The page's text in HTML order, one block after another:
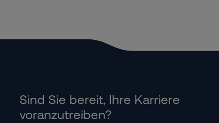
Sind Sie bereit, Ihre Karriere
voranzutreiben?